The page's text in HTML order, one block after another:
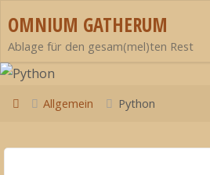
Inhalt
springen
OMNIUM GATHERUM
Ablage für den gesam(mel)ten Rest
StartAllgemein Python